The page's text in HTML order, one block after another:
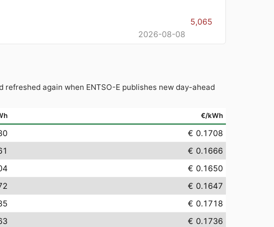
5,065
2026-08-08
again when ENTSO-E publishes new day-ahead
€/kWh
€ 0.1708
€ 0.1666
€ 0.1650
€ 0.1647
€ 0.1718
€ 0.1736